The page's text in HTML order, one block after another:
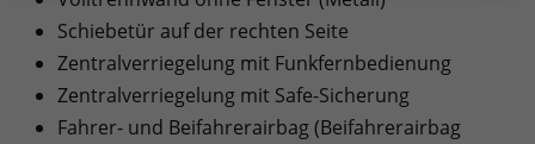
Schiebetür auf der rechten Seite
Zentralverriegelung mit Funkfernbedienung
Zentralverriegelung mit Safe-Sicherung
Fahrer- und Beifahrerairbag (Beifahrerairbag